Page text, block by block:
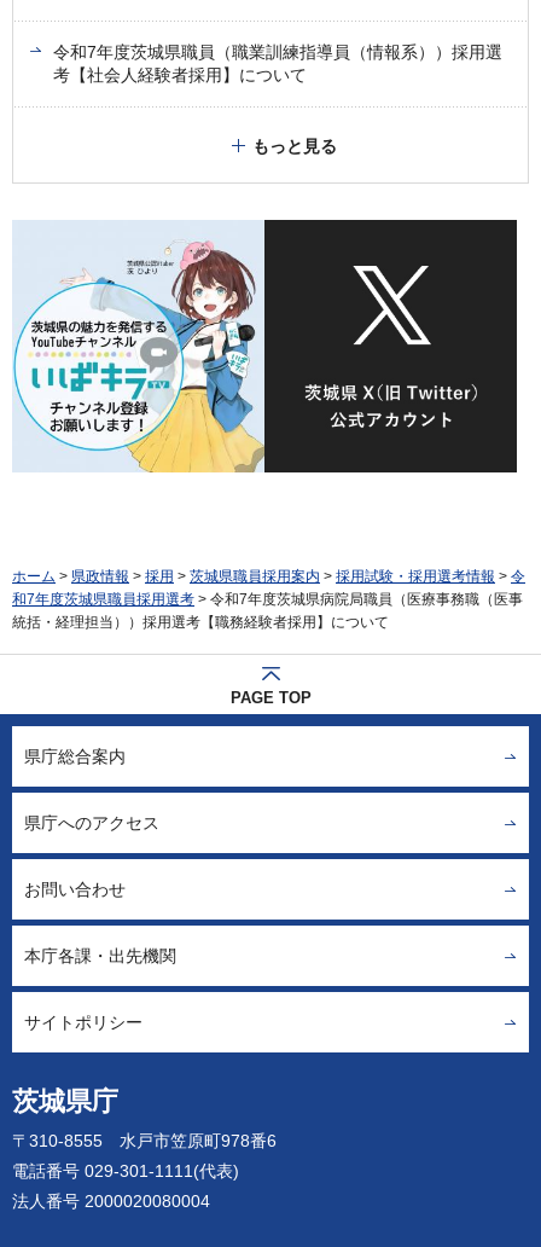
令和7年度茨城県職員（職業訓練指導員（情報系））採用選
考【社会人経験者採用】について
もっと見る
ホーム > 県政情報 > 採用 > 茨城県職員採用案内 > 採用試験・採用選考情報 > 令
和7年度茨城県職員採用選考 > 令和7年度茨城県病院局職員（医療事務職（医事
統括・経理担当））採用選考【職務経験者採用】について
PAGE TOP
茨城県庁
〒310-8555 水戸市笠原町978番6
電話番号 029-301-1111(代表)
法人番号 2000020080004
県庁総合案内
県庁へのアクセス
お問い合わせ
本庁各課・出先機関
サイトポリシー